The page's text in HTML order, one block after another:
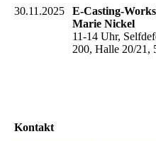
30.11.2025
E-Casting-
Marie Nickel
11-14 Uhr,
200, Halle 20/
Kontakt